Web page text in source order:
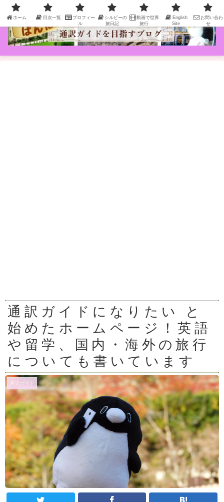
通訳ガイドになりたい と
始めたホームページ！英語
や留学、国内・海外の旅行
についても書いています
通訳ガイド
ホーム 目次一覧
プロフィー
ル
シルビーの
旅日記
動画で世界
旅行
English
Site
お問い合わ
せ